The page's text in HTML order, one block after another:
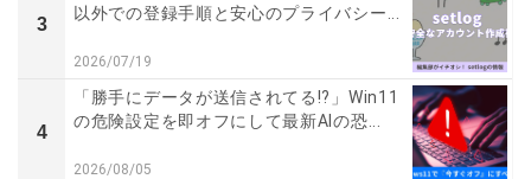
3
以外での登録手順と安心のプライバシー...
2026/07/19
4
「勝手にデータが送信されてる!?」Win11
の危険設定を即オフにして最新AIの恐...
2026/08/05